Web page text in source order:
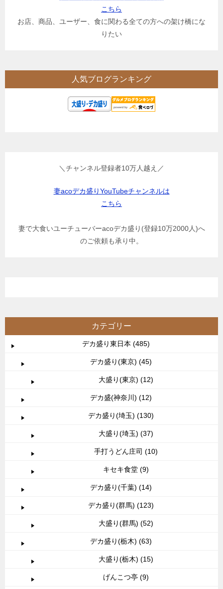
こちら
お店、商品、ユーザー、食に関わる全ての方への架け橋にな
りたい
人気ブログランキング
＼チャンネル登録者10万人越え／
妻acoデカ盛りYouTubeチャンネルは
こちら
妻で大食いユーチューバーacoデカ盛り(登録10万2000人)へ
のご依頼も承り中。
カテゴリー
デカ盛り東日本 (485)
デカ盛り(東京) (45)
大盛り(東京) (12)
デカ盛(神奈川) (12)
デカ盛り(埼玉) (130)
大盛り(埼玉) (37)
手打うどん庄司 (10)
キセキ食堂 (9)
デカ盛り(千葉) (14)
デカ盛り(群馬) (123)
大盛り(群馬) (52)
デカ盛り(栃木) (63)
大盛り(栃木) (15)
げんこつ亭 (9)